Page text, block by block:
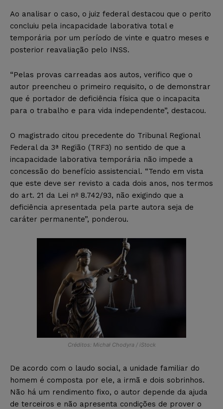
Ao analisar o caso, o juiz federal destacou que o perito
concluiu pela incapacidade laborativa total e
temporária por um período de vinte e quatro meses e
posterior reavaliação pelo INSS.
“Pelas provas carreadas aos autos, verifico que o
autor preencheu o primeiro requisito, o de demonstrar
que é portador de deficiência física que o incapacita
para o trabalho e para vida independente”, destacou.
O magistrado citou precedente do Tribunal Regional
Federal da 3ª Região (TRF3) no sentido de que a
incapacidade laborativa temporária não impede a
concessão do benefício assistencial. “Tendo em vista
que este deve ser revisto a cada dois anos, nos termos
do art. 21 da Lei nº 8.742/93, não exigindo que a
deficiência apresentada pela parte autora seja de
caráter permanente”, ponderou.
Créditos: Michał Chodyra / iStock
De acordo com o laudo social, a unidade familiar do
homem é composta por ele, a irmã e dois sobrinhos.
Não há um rendimento fixo, o autor depende da ajuda
de terceiros e não apresenta condições de prover o